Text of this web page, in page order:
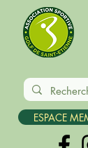
ESPACE